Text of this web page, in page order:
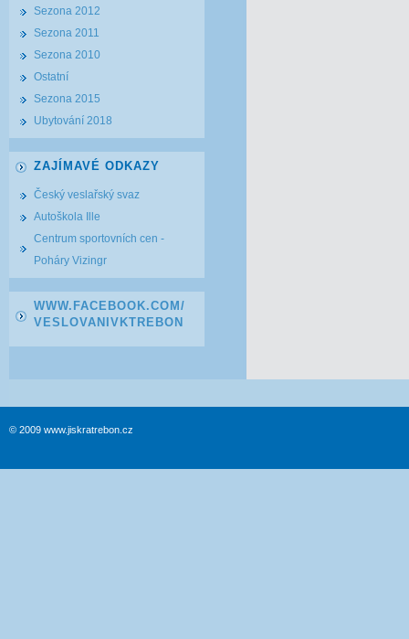
Sezona 2012
Sezona 2011
Sezona 2010
Ostatní
Sezona 2015
Ubytování 2018
ZAJÍMAVÉ ODKAZY
Český veslařský svaz
Autoškola Ille
Centrum sportovních cen -
Poháry Vizingr
WWW.FACEBOOK.COM/
VESLOVANIVKTREBON
© 2009 www.jiskratrebon.cz